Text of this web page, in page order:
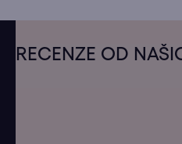
RECENZE OD